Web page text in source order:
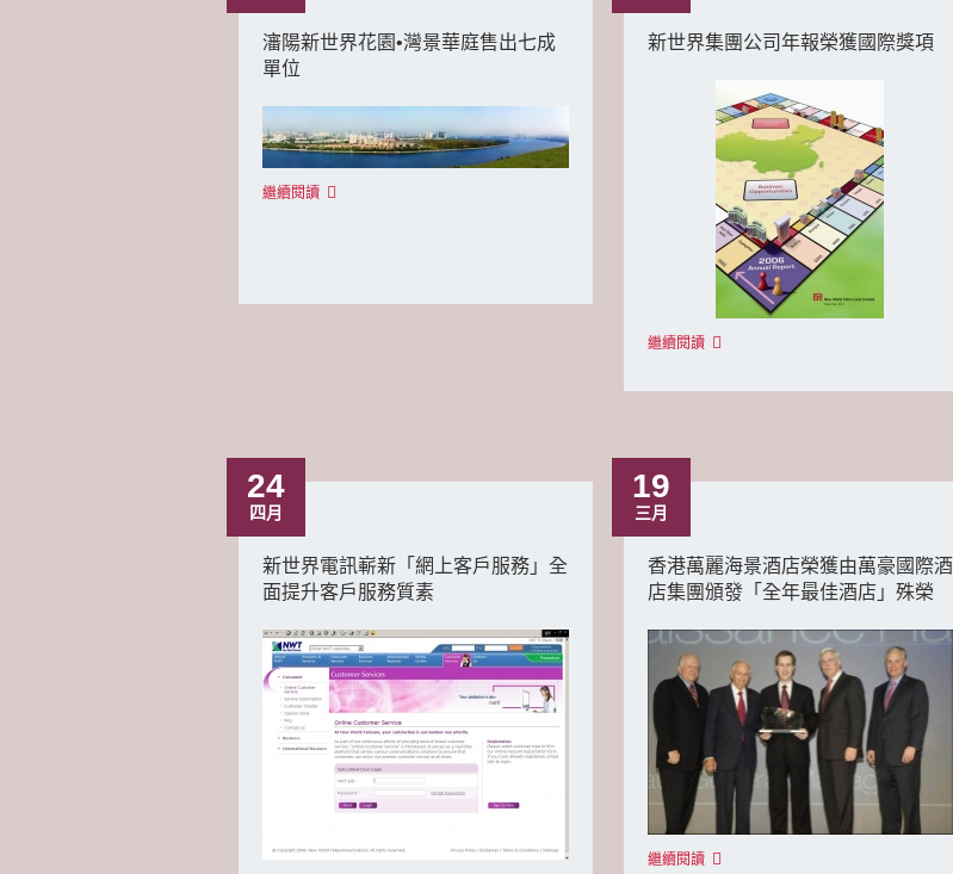
瀋陽新世界花園•灣景華庭售出七成
單位
繼續閱讀
新世界集團公司年報榮獲國際獎項
繼續閱讀
24
四月
新世界電訊嶄新「網上客戶服務」全
面提升客戶服務質素
19
三月
香港萬麗海景酒店榮獲由萬豪國際酒
店集團頒發「全年最佳酒店」殊榮
繼續閱讀